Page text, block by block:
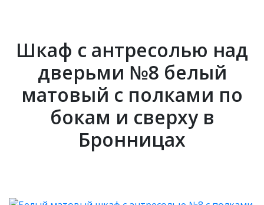
Шкаф с антресолью над
дверьми №8 белый
матовый с полками по
бокам и сверху в
Бронницах